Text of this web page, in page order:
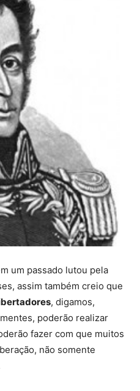
um passado lutou pela
assim também creio que
, digamos,
poderão realizar
fazer com que muitos
não somente